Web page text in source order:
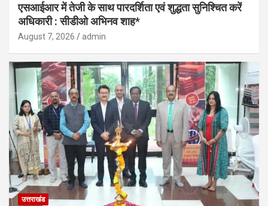
एसआईआर में तेजी के साथ पारदर्शिता एवं शुद्धता सुनिश्चित करें
अधिकारी : सीडीओ अभिनव शाह*
August 7, 2026 admin
उत्तराखंड